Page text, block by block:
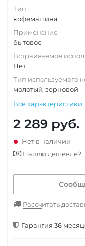
Тип
кофемашина
Применение
бытовое
Встраиваемое
Нет
Тип используемого
молотый, зерновой
Все характеристики
2 289 руб.
Нет в наличии
Нашли дешевле?
Рассчитать
Гарантия 36